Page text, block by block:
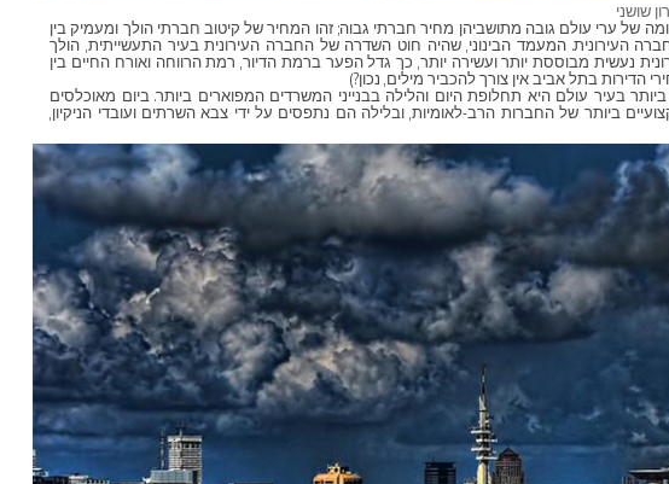
רון שושני
של ערי עולם גובה מתושביהן מחיר חברתי גבוה; זהו המחיר של קיטוב חברתי הולך ומעמיק בין
העירונית. המעמד הבינוני, שהיה חוט השדרה של החברה העירונית בעיר התעשייתית, הולך
נעשית מבוססת יותר ועשירה יותר, כך גדל הפער ברמת הדיור, רמת הרווחה ואורח החיים בין
הדירות בתל אביב אין צורך להכביר מילים, נכון?)
בעיר עולם היא תחלופת היום והלילה בבנייני המשרדים המפוארים ביותר. ביום מאוכלסים
ביותר של החברות הרב-לאומיות, ובלילה הם נתפסים על ידי צבא השרתים ועובדי הניקיון,